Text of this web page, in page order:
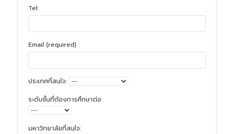
Tel:
Email (required) :
ประเทศที่สนใจ:
ระดับชั้นที่ต้องการศึกษาต่อ
มหาวิทยาลัยที่สนใจ: